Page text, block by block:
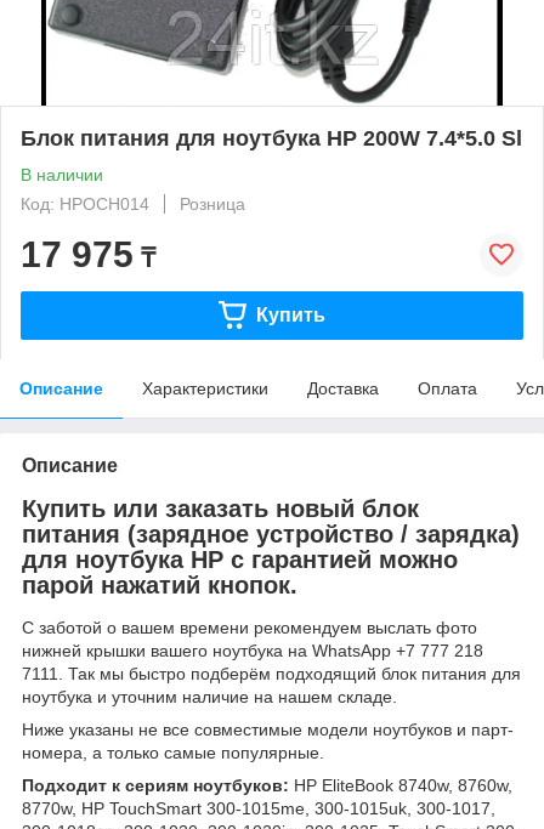
Блок питания для ноутбука HP 200W 7.4*5.0 Sl
В наличии
Код: HPOCH014
Розница
17 975 ₸
Купить
Описание Характеристики Доставка Оплата
Описание
Купить или заказать новый блок
питания (зарядное устройство / зарядка)
для ноутбука HP с гарантией можно
парой нажатий кнопок.
С заботой о вашем времени рекомендуем выслать фото
нижней крышки вашего ноутбука на WhatsApp +7 777 218
7111. Так мы быстро подберём подходящий блок питания для
ноутбука и уточним наличие на нашем складе.
Ниже указаны не все совместимые модели ноутбуков и парт-
номера, а только самые популярные.
Подходит к сериям ноутбуков: HP EliteBook 8740w, 8760w,
8770w, HP TouchSmart 300-1015me, 300-1015uk, 300-1017,